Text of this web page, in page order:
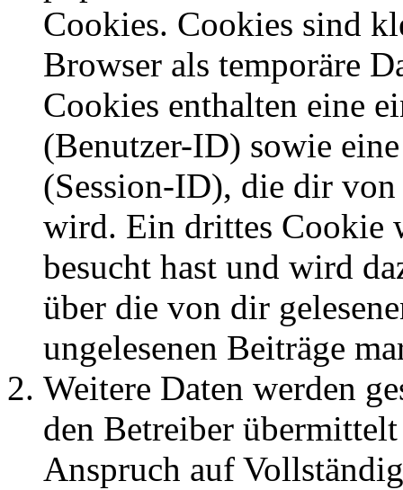
Cookies. Cookies sind
Browser als temporäre
Cookies enthalten eine
(Benutzer-ID) sowie
(Session-ID), die dir
wird. Ein drittes Cookie
besucht hast und wird
über die von dir
ungelesenen Beiträge
Weitere Daten werden
den Betreiber
Anspruch auf